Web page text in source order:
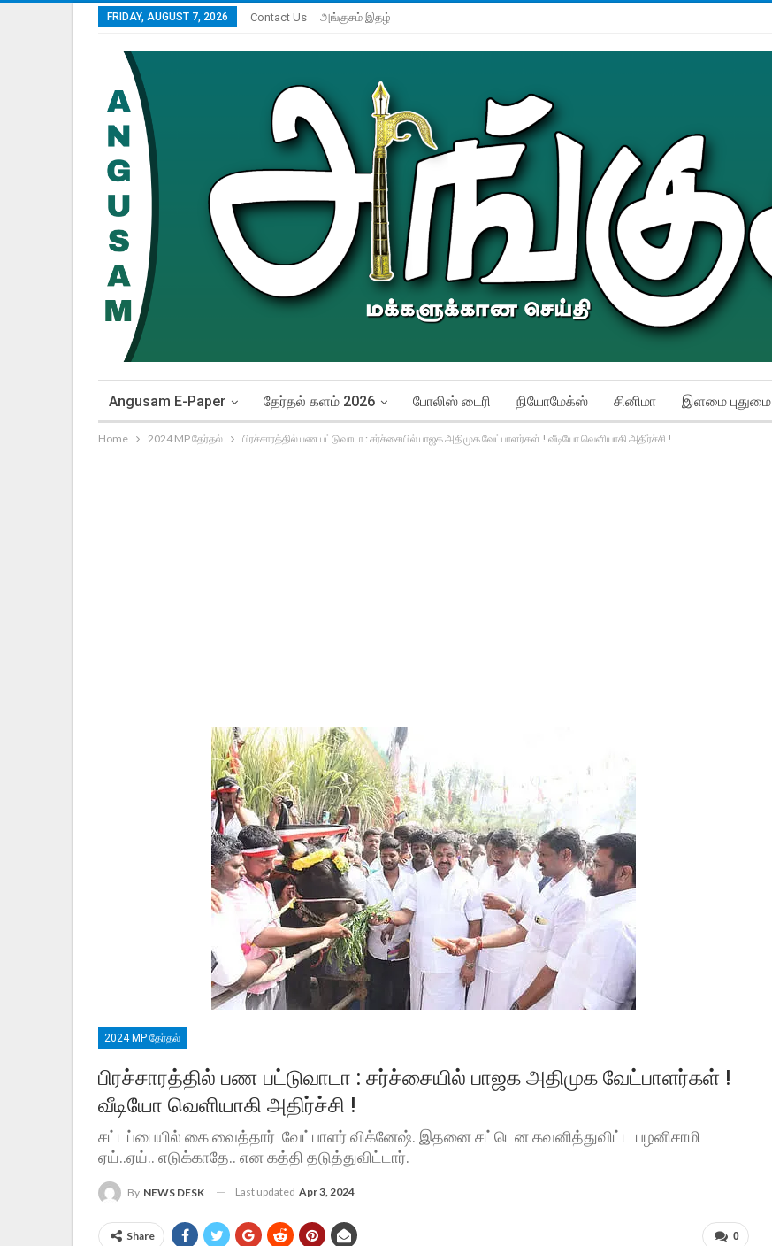
FRIDAY, AUGUST 7, 2026 Contact Us அங்குசம் இதழ்
Angusam E-Paper தேர்தல் களம் 2026 போலிஸ் டைரி நியோமேக்ஸ் சினிமா இளமை புதுமை
Home 2024 MP தேர்தல் பிரச்சாரத்தில் பண பட்டுவாடா : சர்ச்சையில் பாஜக அதிமுக வேட்பாளர்கள் ! வீடியோ வெளியாகி அதிர்ச்சி !
2024 MP தேர்தல்
பிரச்சாரத்தில் பண பட்டுவாடா : சர்ச்சையில் பாஜக அதிமுக வேட்பாளர்கள் !
வீடியோ வெளியாகி அதிர்ச்சி !
சட்டப்பையில் கை வைத்தார் வேட்பாளர் விக்னேஷ். இதனை சட்டென கவனித்துவிட்ட பழனிசாமி
ஏய்..ஏய்.. எடுக்காதே.. என கத்தி தடுத்துவிட்டார்.
By NEWS DESK Last updated Apr 3, 2024
0
Share